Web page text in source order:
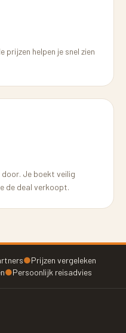
prijzen helpen je snel zien
Je boekt veilig
de deal verkoopt.
●Prijzen vergeleken
●Persoonlijk reisadvies